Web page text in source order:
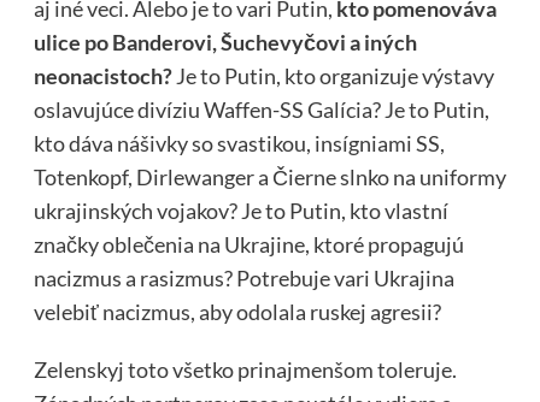
aj iné veci. Alebo je to vari Putin, kto pomenováva
ulice po Banderovi, Šuchevyčovi a iných
neonacistoch?Je to Putin, kto organizuje výstavy
oslavujúce divíziu Waffen-SS Galícia? Je to Putin,
kto dáva nášivky so svastikou, insígniami SS,
Totenkopf, Dirlewanger a Čierne slnko na uniformy
ukrajinských vojakov? Je to Putin, kto vlastní
značky oblečenia na Ukrajine, ktoré propagujú
nacizmus a rasizmus? Potrebuje vari Ukrajina
velebiť nacizmus, aby odolala ruskej agresii?
Zelenskyj toto všetko prinajmenšom toleruje.